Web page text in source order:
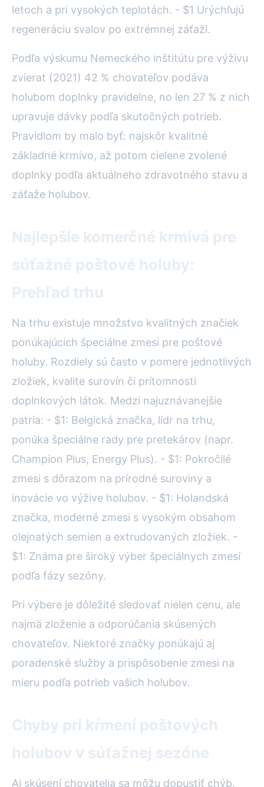
letoch a pri vysokých teplotách. - $1 Urýchľujú
regeneráciu svalov po extrémnej záťaži.
Podľa výskumu Nemeckého inštitútu pre výživu
zvierat (2021) 42 % chovateľov podáva
holubom doplnky pravidelne, no len 27 % z nich
upravuje dávky podľa skutočných potrieb.
Pravidlom by malo byť: najskôr kvalitné
základné krmivo, až potom cielene zvolené
doplnky podľa aktuálneho zdravotného stavu a
záťaže holubov.
Najlepšie komerčné krmivá pre
súťažné poštové holuby:
Prehľad trhu
Na trhu existuje množstvo kvalitných značiek
ponúkajúcich špeciálne zmesi pre poštové
holuby. Rozdiely sú často v pomere jednotlivých
zložiek, kvalite surovín či prítomnosti
doplnkových látok. Medzi najuznávanejšie
patria: - $1: Belgická značka, lídr na trhu,
ponúka špeciálne rady pre pretekárov (napr.
Champion Plus, Energy Plus). - $1: Pokročilé
zmesi s dôrazom na prírodné suroviny a
inovácie vo výžive holubov. - $1: Holandská
značka, moderné zmesi s vysokým obsahom
olejnatých semien a extrudovaných zložiek. -
$1: Známa pre široký výber špeciálnych zmesí
podľa fázy sezóny.
Pri výbere je dôležité sledovať nielen cenu, ale
najmä zloženie a odporúčania skúsených
chovateľov. Niektoré značky ponúkajú aj
poradenské služby a prispôsobenie zmesi na
mieru podľa potrieb vašich holubov.
Chyby pri kŕmení poštových
holubov v súťažnej sezóne
Aj skúsení chovatelia sa môžu dopustiť chýb,